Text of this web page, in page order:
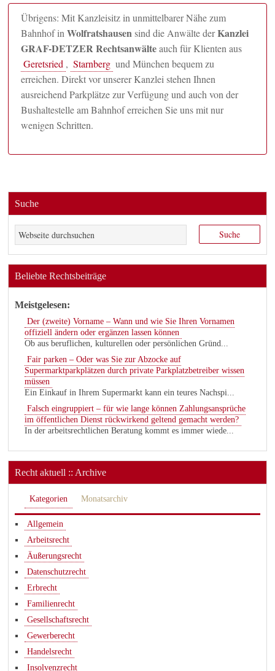
Übrigens: Mit Kanzleisitz in unmittelbarer Nähe zum
Bahnhof inWolfratshausensind die Anwälte derKanzlei
GRAF-DETZER Rechtsanwälteauch für Klienten aus
Geretsried , Starnberg und München bequem zu
erreichen. Direkt vor unserer Kanzlei stehen Ihnen
ausreichend Parkplätze zur Verfügung und auch von der
Bushaltestelle am Bahnhof erreichen Sie uns mit nur
wenigen Schritten.
Suche
Beliebte Rechtsbeiträge
Meistgelesen:
Der (zweite) Vorname – Wann und wie Sie Ihren Vornamen
offiziell ändern oder ergänzen lassen können
Ob aus beruflichen, kulturellen oder persönlichen Gründ...
Fair parken – Oder was Sie zur Abzocke auf
Supermarktparkplätzen durch private Parkplatzbetreiber wissen
müssen
Ein Einkauf in Ihrem Supermarkt kann ein teures Nachspi...
Falsch eingruppiert – für wie lange können Zahlungsansprüche
im öffentlichen Dienst rückwirkend geltend gemacht werden?
In der arbeitsrechtlichen Beratung kommt es immer wiede...
Recht aktuell :: Archive
Kategorien Monatsarchiv
Allgemein
Arbeitsrecht
Äußerungsrecht
Datenschutzrecht
Erbrecht
Familienrecht
Gesellschaftsrecht
Gewerberecht
Handelsrecht
Insolvenzrecht